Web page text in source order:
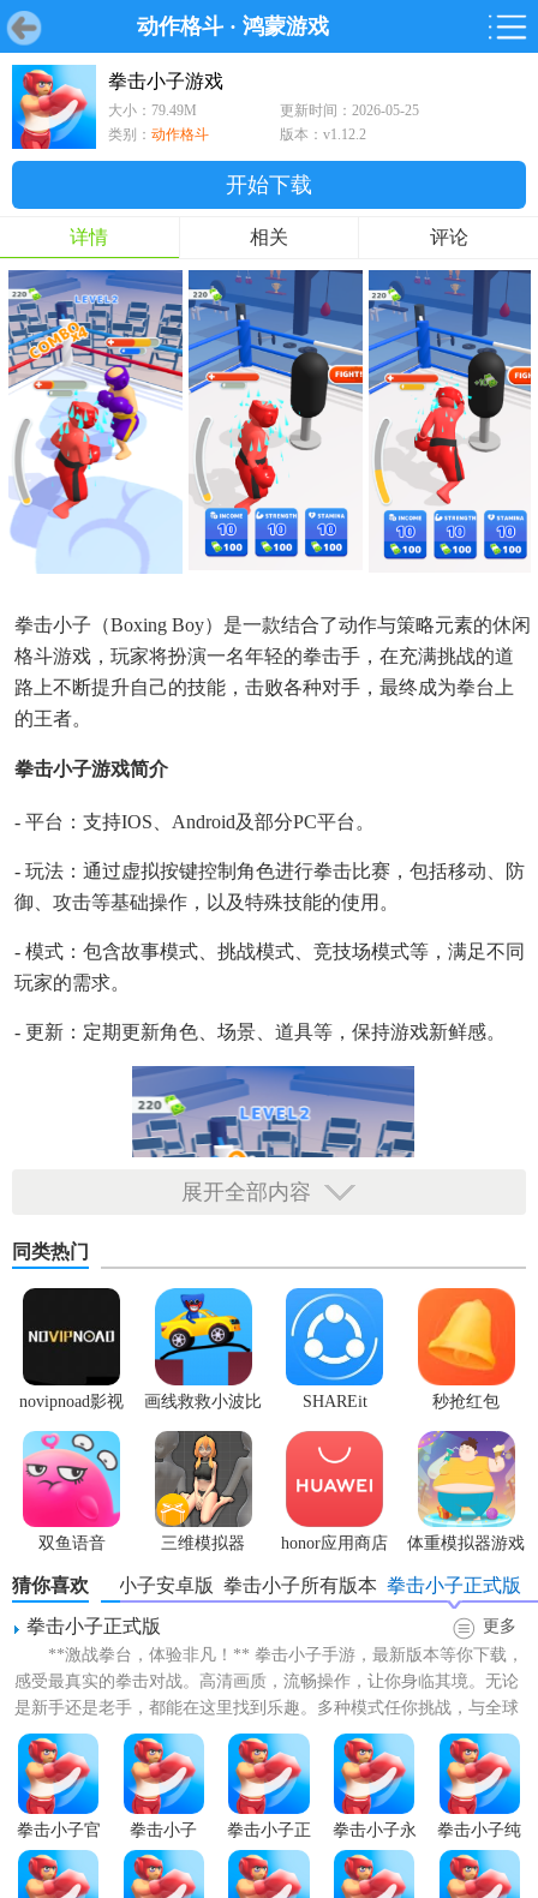
动作格斗 · 鸿蒙游戏
首页 游戏 软件
首页 游戏 软件 鸿蒙
游戏
鸿蒙
软件
拳击小子游戏
大小：79.49M
更新时间：2026-05-25
类别： 动作格斗 版本：v1.12.2
开始下载
详情 相关 评论
拳击小子（Boxing Boy）是一款结合了动作与策略元素的休闲
格斗游戏，玩家将扮演一名年轻的拳击手，在充满挑战的道
路上不断提升自己的技能，击败各种对手，最终成为拳台上
的王者。
拳击小子游戏简介
- 平台：支持iOS、Android及部分PC平台。
- 玩法：通过虚拟按键控制角色进行拳击比赛，包括移动、防
御、攻击等基础操作，以及特殊技能的使用。
- 模式：包含故事模式、挑战模式、竞技场模式等，满足不同
玩家的需求。
- 更新：定期更新角色、场景、道具等，保持游戏新鲜感。
拳击小子游戏技巧
1. 精准击打：利用合适的时机进行击打，可以造成更大的伤
害。
速扭转局势。
3. 特殊技能：积累能量后释放特殊技能，如闪避、强力一击
等，关键时刻使用。
4. 策略布局：观察对手弱点，采取相应策略，如利用对手攻
展开全部内容
同类热门
novipnoad影视
平台手机版
画线救救小波比
最新版
SHAREit
秒抢红包
app2.7.3
双鱼语音
三维模拟器
1.5.23
honor应用商店 体重模拟器游戏
猜你喜欢 拳击小子正式版
拳击小子所有版本
拳击小子安卓版
拳击小子正式版
更多
**激战拳台，体验非凡！** 拳击小子手游，最新版本等你下载，
感受最真实的拳击对战。高清画质，流畅操作，让你身临其境。无论
是新手还是老手，都能在这里找到乐趣。多种模式任你挑战，与全球
玩家一决高下。快来...
拳击小子官
方正版
拳击小子
2026版
拳击小子正
式版
拳击小子永
久会员版
拳击小子纯
净版